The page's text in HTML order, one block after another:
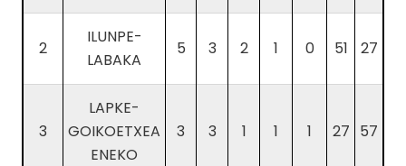
2
ILUNPE-
LABAKA
5 3 2 1 0 51 27
3
LAPKE-
GOIKOETXEA
ENEKO
3 3 1 1 1 27 57